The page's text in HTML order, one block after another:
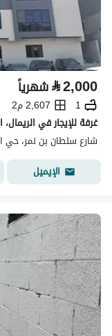
⃁2,000 شهرياً
1
2,607 م2
غرفة للإيجار في الريمال،
شارع سلطان بن نمر، حي
الإيميل